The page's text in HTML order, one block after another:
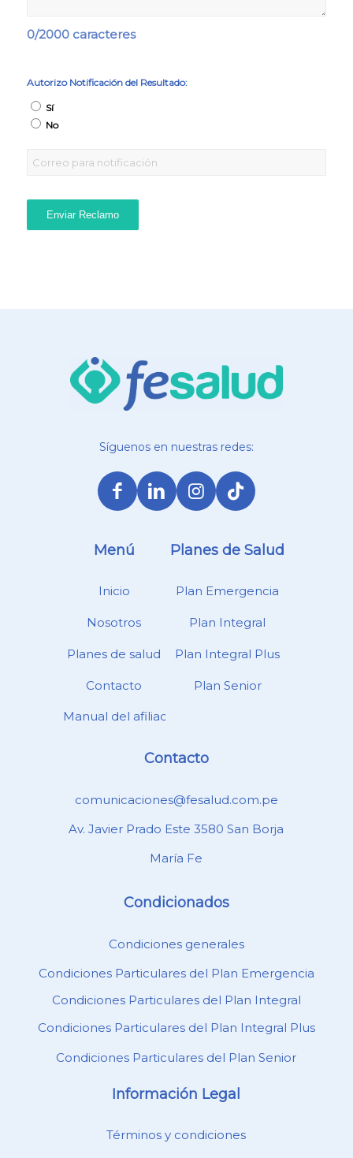
0/2000 caracteres
Autorizo Notificación del Resultado:
Sí
No
Enviar Reclamo
Síguenos en nuestras redes:
Menú
Inicio
Nosotros
Planes de salud
Contacto
Manual del afiliado
Planes de Salud
Plan Emergencia
Plan Integral
Plan Integral Plus
Plan Senior
Contacto
comunicaciones@fesalud.com.pe
Av. Javier Prado Este 3580 San Borja
María Fe
Condicionados
Condiciones generales
Condiciones Particulares del Plan Emergencia
Condiciones Particulares del Plan Integral
Condiciones Particulares del Plan Integral Plus
Condiciones Particulares del Plan Senior
Información Legal
Términos y condiciones